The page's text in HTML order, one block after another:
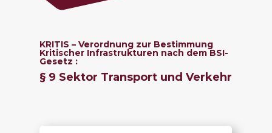
KRITIS – Verordnung zur Bestimmung
Kritischer Infrastrukturen nach dem BSI-
Gesetz :
§ 9 Sektor Transport und Verkehr